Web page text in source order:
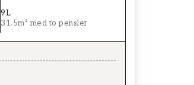
9L
31.5m² med to pensler